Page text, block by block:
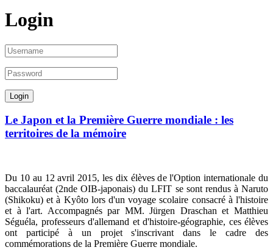
Login
Le Japon et la Première Guerre mondiale : les
territoires de la mémoire
Du 10 au 12 avril 2015, les dix élèves de l'Option internationale du
baccalauréat (2nde OIB-japonais) du LFIT se sont rendus à Naruto
(Shikoku) et à Kyôto lors d'un voyage scolaire consacré à l'histoire
et à l'art. Accompagnés par MM. Jürgen Draschan et Matthieu
Séguéla, professeurs d'allemand et d'histoire-géographie, ces élèves
ont participé à un projet s'inscrivant dans le cadre des
commémorations de la Première Guerre mondiale.